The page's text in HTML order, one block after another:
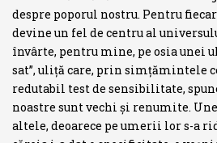
despre poporul nostru. Pentru
devine un fel de centru al
învârte, pentru mine, pe osia unei
sat”, uliţă care, prin simţămintele
redutabil test de sensibilitate,
noastre sunt vechi şi renu­mite.
altele, deoarece pe umerii lor s-a